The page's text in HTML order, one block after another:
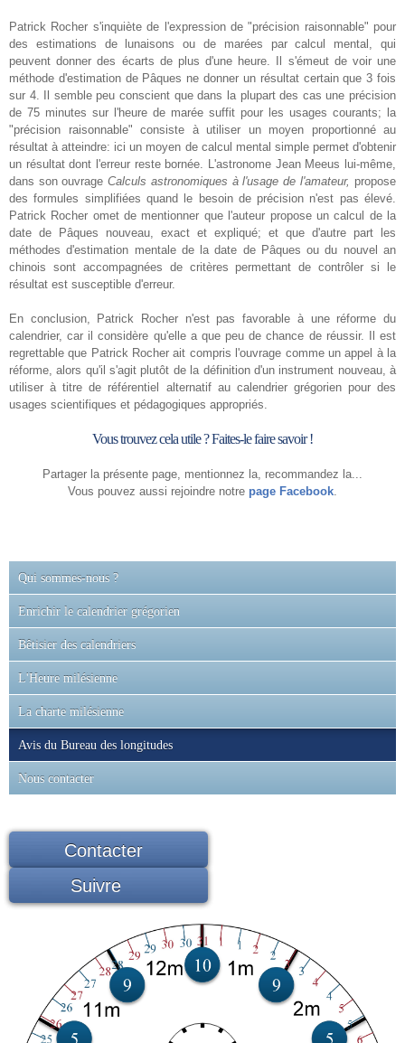
Qui sommes-nous ?
Enrichir le calendrier grégorien
Bêtisier des calendriers
L'Heure milésienne
La charte milésienne
Avis du Bureau des longitudes
Nous contacter
Contacter
Suivre
Patrick Rocher s'inquiète de l'expression de "précision raisonnable" pour
des estimations de lunaisons ou de marées par calcul mental, qui
peuvent donner des écarts de plus d'une heure. Il s'émeut de voir une
méthode d'estimation de Pâques ne donner un résultat certain que 3 fois
sur 4. Il semble peu conscient que dans la plupart des cas une précision
de 75 minutes sur l'heure de marée suffit pour les usages courants; la
"précision raisonnable" consiste à utiliser un moyen proportionné au
résultat à atteindre: ici un moyen de calcul mental simple permet d'obtenir
un résultat dont l'erreur reste bornée. L'astronome Jean Meeus lui-même,
dans son ouvrage Calculs astronomiques à l'usage de l'amateur, propose
des formules simplifiées quand le besoin de précision n'est pas élevé.
Patrick Rocher omet de mentionner que l'auteur propose un calcul de la
date de Pâques nouveau, exact et expliqué; et que d'autre part les
méthodes d'estimation mentale de la date de Pâques ou du nouvel an
chinois sont accompagnées de critères permettant de contrôler si le
résultat est susceptible d'erreur.
En conclusion, Patrick Rocher n'est pas favorable à une réforme du
calendrier, car il considère qu'elle a que peu de chance de réussir. Il est
regrettable que Patrick Rocher ait compris l'ouvrage comme un appel à la
réforme, alors qu'il s'agit plutôt de la définition d'un instrument nouveau, à
utiliser à titre de référentiel alternatif au calendrier grégorien pour des
usages scientifiques et pédagogiques appropriés.
Vous trouvez cela utile ? Faites-le faire savoir !
Partager la présente page, mentionnez la, recommandez la...
Vous pouvez aussi rejoindre notre page Facebook.